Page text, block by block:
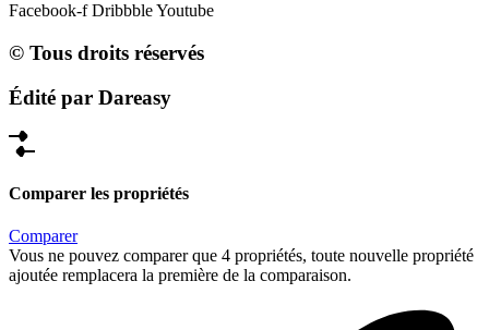
Facebook-f DribbbleYoutube
© Tous droits réservés
Édité par Dareasy
Comparer les propriétés
Comparer
Vous ne pouvez comparer que 4 propriétés, toute nouvelle propriété
ajoutée remplacera la première de la comparaison.